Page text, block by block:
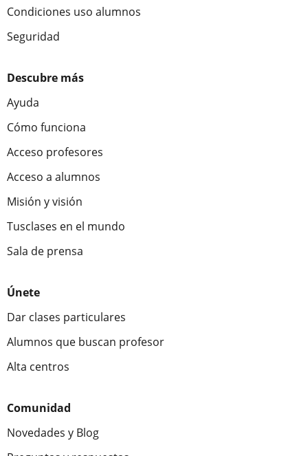
Condiciones uso alumnos
Seguridad
Descubre más
Ayuda
Cómo funciona
Acceso profesores
Acceso a alumnos
Misión y visión
Tusclases en el mundo
Sala de prensa
Únete
Dar clases particulares
Alumnos que buscan profesor
Alta centros
Comunidad
Novedades y Blog